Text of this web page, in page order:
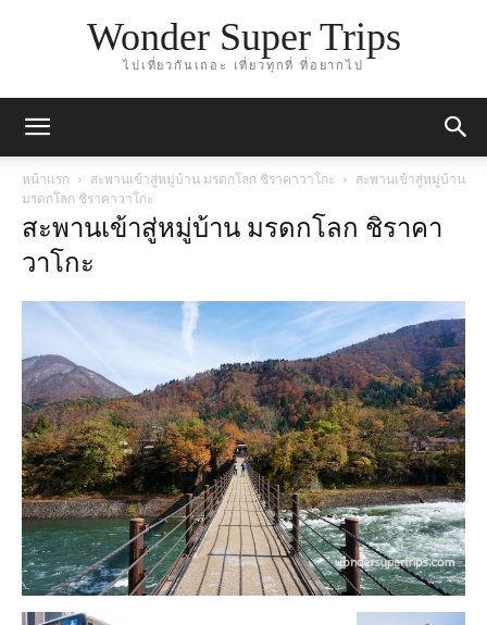
Wonder Super Trips
ไปเที่ยวกันเถอะ เที่ยวทุกที่ ที่อยากไป
หน้าแรก สะพานเข้าสู่หมู่บ้าน มรดกโลก ชิราคาวาโกะ
สะพานเข้าสู่หมู่บ้าน
มรดกโลก ชิราคาวาโกะ
สะพานเข้าสู่หมู่บ้าน มรดกโลก ชิราคา
วาโกะ